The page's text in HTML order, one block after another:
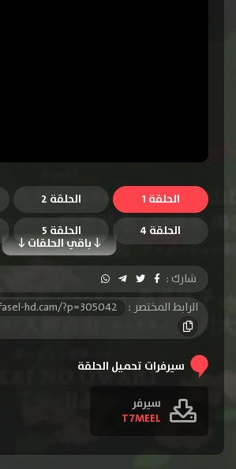
الحلقة 1 الحلقة 2
الحلقة 4
الحلقة 5
باقي الحلقات
شارك :
الرابط المختصر :
hd.cam/?p=305042
سيرفرات تحميل الحلقة
سيرفر
T7MEEL